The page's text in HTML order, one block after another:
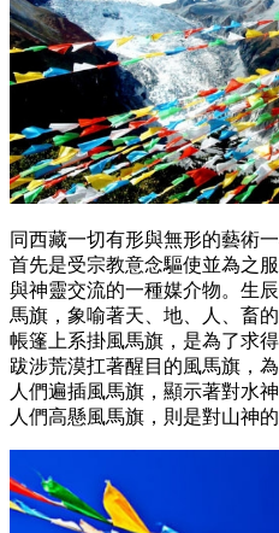
同西藏一切有形與無形的藝術
首先是受宗教意念驅使並為之
與神靈交流的一種媒介物。生
馬旗，象喻著天、地、人、畜
帳篷上系掛風馬旗，是為了求
跋涉荒漠扛著醒目的風馬旗，
人們遍插風馬旗，顯示著對水
人們高懸風馬旗，則是對山神的